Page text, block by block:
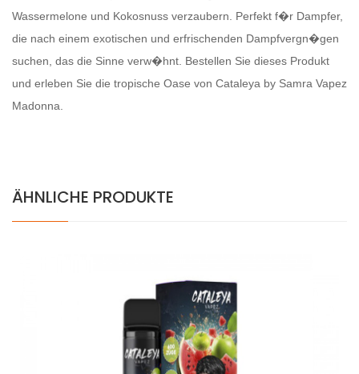
Wassermelone und Kokosnuss verzaubern. Perfekt f�r Dampfer,
die nach einem exotischen und erfrischenden Dampfvergn�gen
suchen, das die Sinne verw�hnt. Bestellen Sie dieses Produkt
und erleben Sie die tropische Oase von Cataleya by Samra Vapez
Madonna.
ÄHNLICHE PRODUKTE